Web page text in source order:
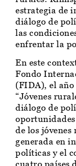
estrategia de
diálogo de
las
enfrentar la
En este
Fondo
(FIDA), el
“Jóvenes
diálogo de
de los jóvenes
generada en
políticas y el